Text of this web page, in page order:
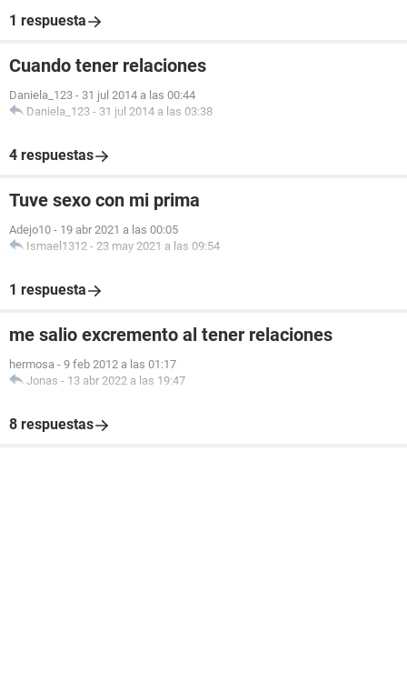
1 respuesta
Cuando tener relaciones
Daniela_123 - 31 jul 2014 a las 00:44
Daniela_123 - 31 jul 2014 a las 03:38
4 respuestas
Tuve sexo con mi prima
Adejo10 - 19 abr 2021 a las 00:05
Ismael1312 - 23 may 2021 a las 09:54
1 respuesta
me salio excremento al tener relaciones
hermosa - 9 feb 2012 a las 01:17
Jonas - 13 abr 2022 a las 19:47
8 respuestas